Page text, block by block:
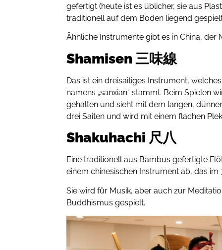
gefertigt (heute ist es üblicher, sie aus
traditionell auf dem Boden liegend
Ähnliche Instrumente gibt es in China, der
Shamisen 三味線
Das ist ein dreisaitiges Instrument,
namens „sanxian“ stammt. Beim Spielen
gehalten und sieht mit dem langen,
drei Saiten und wird mit einem flachen
Shakuhachi 尺八
Eine traditionell aus Bambus gefertigte
einem chinesischen Instrument ab, das
Sie wird für Musik, aber auch zur
Buddhismus gespielt.